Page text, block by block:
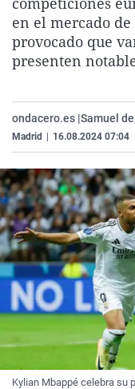
en el mercado
provocado que
presenten
ondacero.es |Samuel
Madrid 16.08.2024 07:04
Kylian Mbappé celebra su